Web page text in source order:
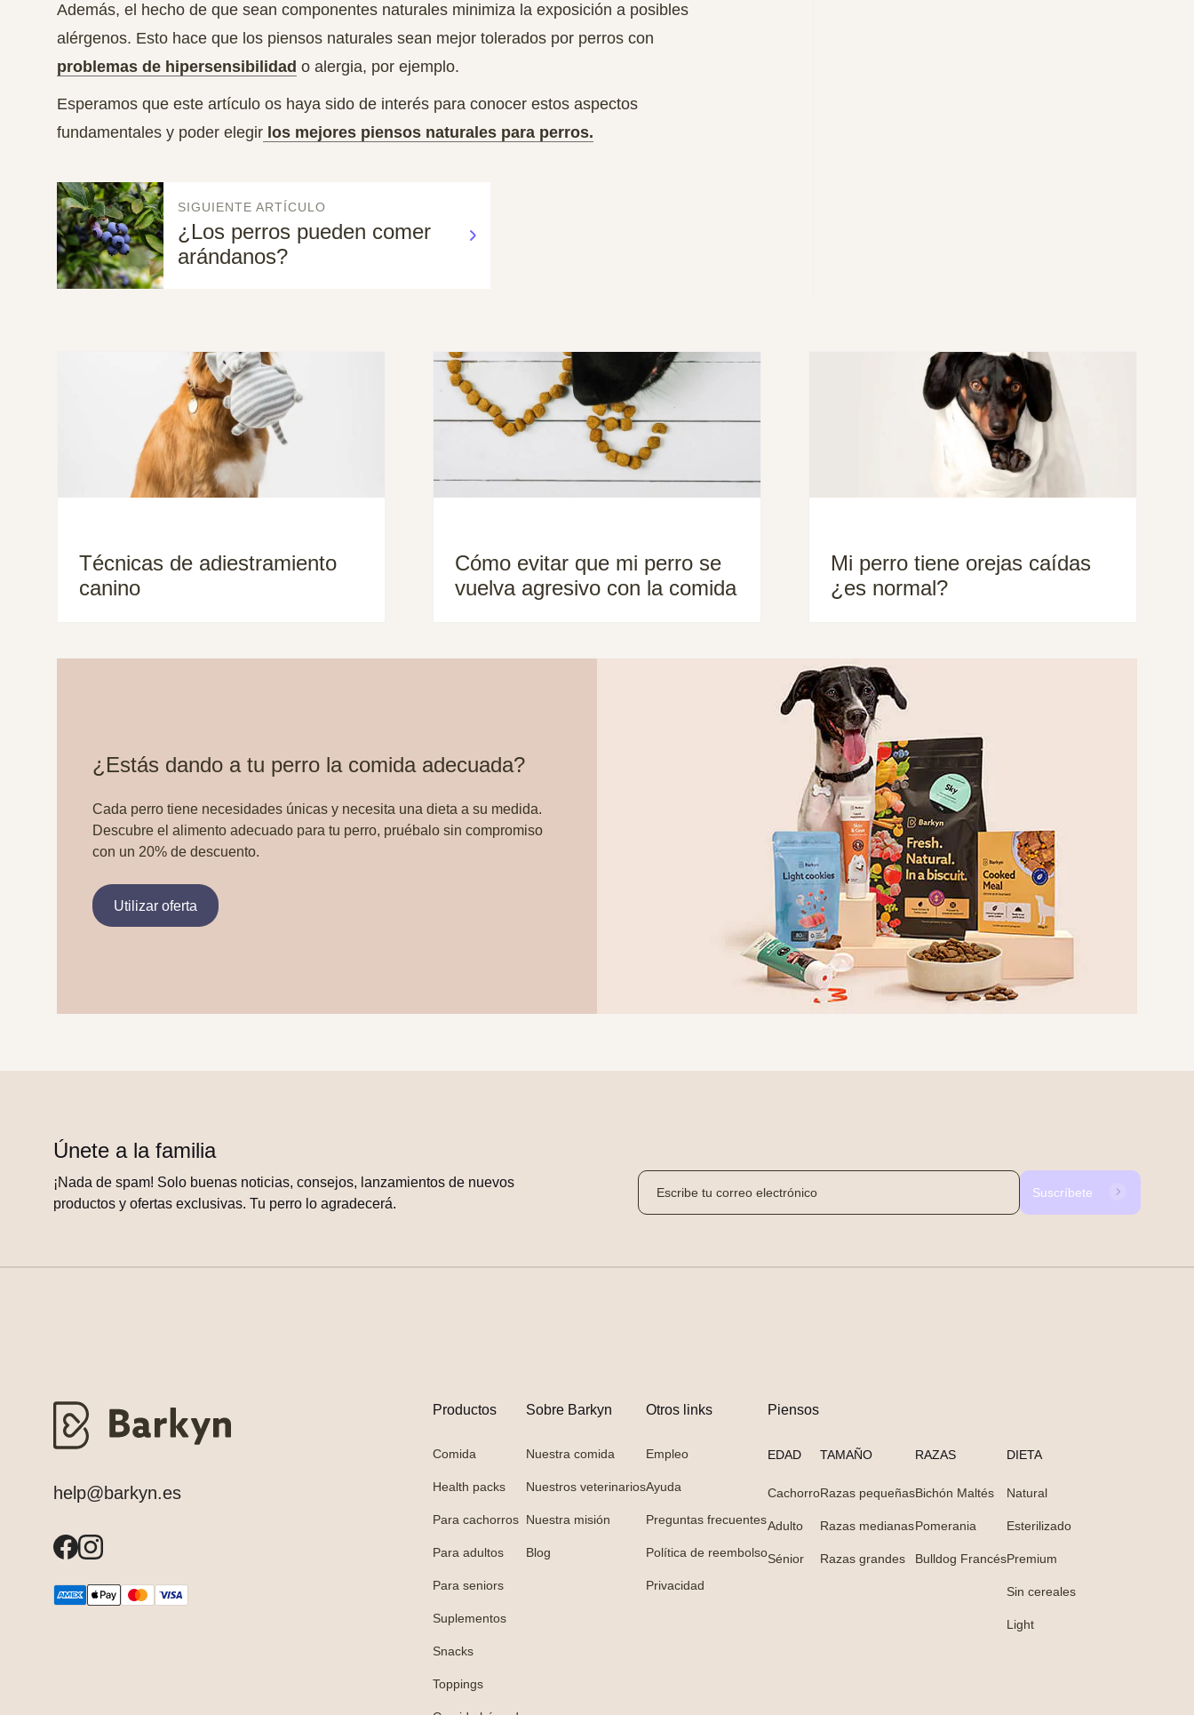
Además, el hecho de que sean componentes naturales minimiza la exposición a posibles
alérgenos. Esto hace que los piensos naturales sean mejor tolerados por perros con
problemas de hipersensibilidad o alergia, por ejemplo.
Esperamos que este artículo os haya sido de interés para conocer estos aspectos
fundamentales y poder elegir los mejores piensos naturales para perros.
SIGUIENTE ARTÍCULO
¿Los perros pueden comer
arándanos?
Técnicas de adiestramiento
canino
Cómo evitar que mi perro se
vuelva agresivo con la comida
Mi perro tiene orejas caídas
¿es normal?
¿Estás dando a tu perro la comida adecuada?
Cada perro tiene necesidades únicas y necesita una dieta a su medida.
Descubre el alimento adecuado para tu perro, pruébalo sin compromiso
con un 20% de descuento.
Utilizar oferta
Únete a la familia
¡Nada de spam! Solo buenas noticias, consejos, lanzamientos de nuevos
productos y ofertas exclusivas. Tu perro lo agradecerá.
Suscríbete
help@barkyn.es
Productos
Comida
Health packs
Para cachorros
Para adultos
Para seniors
Suplementos
Snacks
Toppings
Sobre Barkyn
Nuestra comida
Nuestros veterinarios
Nuestra misión
Blog
Otros links
Empleo
Ayuda
Preguntas frecuentes
Política de reembolso
Privacidad
Piensos
EDAD
Cachorro
Adulto
Sénior
TAMAÑO
Razas pequeñas
Razas medianas
Razas grandes
RAZAS
Bichón Maltés
Pomerania
Bulldog Francés
DIETA
Natural
Esterilizado
Premium
Sin cereales
Light